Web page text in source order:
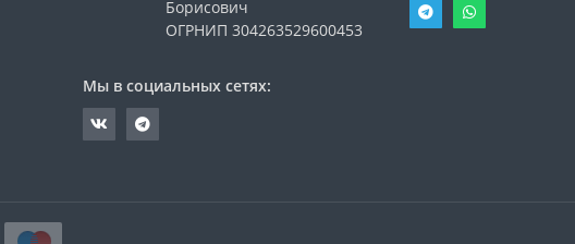
Борисович
ОГРНИП 304263529600453
Мы в социальных сетях: